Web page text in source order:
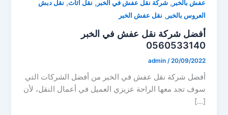
عفش بالخبر ,شركة نقل عفش في الخبر , نقل أثاث, نقل دبش
العروس بالخبر , نقل عفش الخبر
أفضل شركة نقل عفش في الخبر
0560533140
admin /20/09/2022
أفضل شركة نقل عفش في الخبر من أفضل الشركات التي
سوف تجد معها الراحة عزيزي العميل في أعمال النقل، لأن
[…]